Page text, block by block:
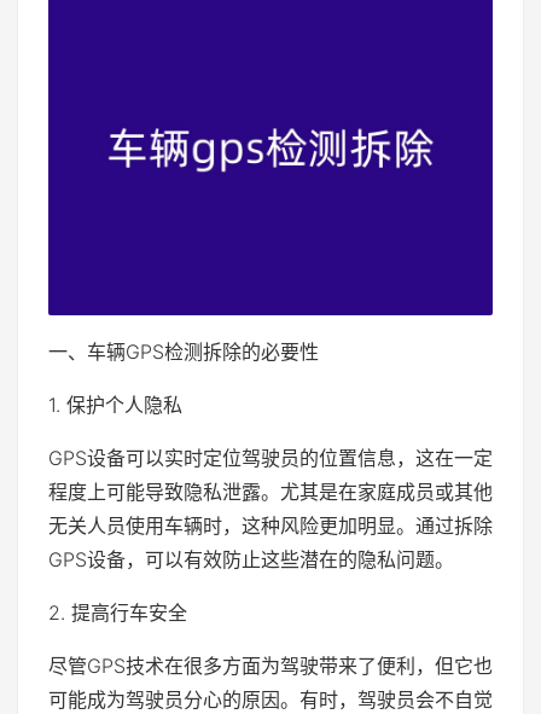
一、车辆GPS检测拆除的必要性
1. 保护个人隐私
GPS设备可以实时定位驾驶员的位置信息，这在一定
程度上可能导致隐私泄露。尤其是在家庭成员或其他
无关人员使用车辆时，这种风险更加明显。通过拆除
GPS设备，可以有效防止这些潜在的隐私问题。
2. 提高行车安全
尽管GPS技术在很多方面为驾驶带来了便利，但它也
可能成为驾驶员分心的原因。有时，驾驶员会不自觉